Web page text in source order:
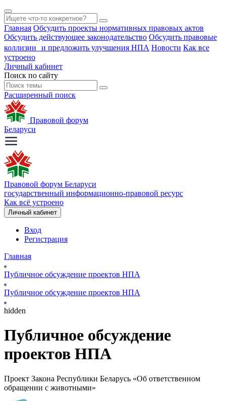
Главная Обсудить проекты нормативных правовых актов
Обсудить действующее законодательство Обсудить правовые
коллизии и предложить улучшения НПА Новости Как все
устроено
Личный кабинет
Поиск по сайту
Расширенный поиск
Правовой форум
Беларуси
Правовой форум Беларуси
государственный информационно-правовой ресурс
Как всё устроено
Личный кабинет
Вход
Регистрация
Главная
Публичное обсуждение проектов НПА
Публичное обсуждение проектов НПА
hidden
Публичное обсуждение
проектов НПА
Проект Закона Республики Беларусь «Об ответственном
обращении с животными»